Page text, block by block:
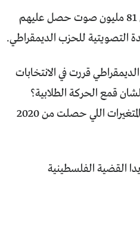
- في المقابل كامالا هاريس حصلت إلى الآن على حوالي 66 مليون صوت، في مقابل 81 مليون صوت حصل عليهم
قررت في الانتخابات
قمع الحركة الطلابية؟
علشان التمويل الهائل لإسرائيل وأوكرانيا على حساب دافعي الضرائب؟ هي دي المتغيرات اللي حصلت من 2020
القضية الفلسطينية